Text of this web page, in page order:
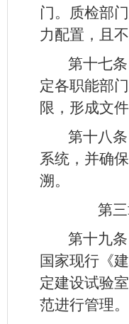
门。质检部
力配置，且
第十七条
定各职能部
限，形成文
第十八条
系统，并确
溯。
第
第十九条
国家现行《
定建设试验
范进行管理。